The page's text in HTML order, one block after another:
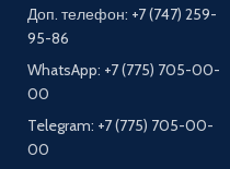
Доп. телефон: +7 (747) 259-
95-86
WhatsApp: +7 (775) 705-00-
00
Telegram: +7 (775) 705-00-
00